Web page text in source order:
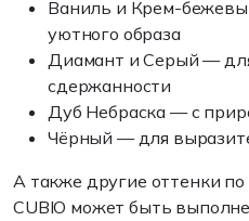
Ваниль и Крем-
уютного образа
Диамант и Серый —
сдержанности
Дуб Небраска — с
Чёрный — для
А также другие оттенки
CUBIO может быть